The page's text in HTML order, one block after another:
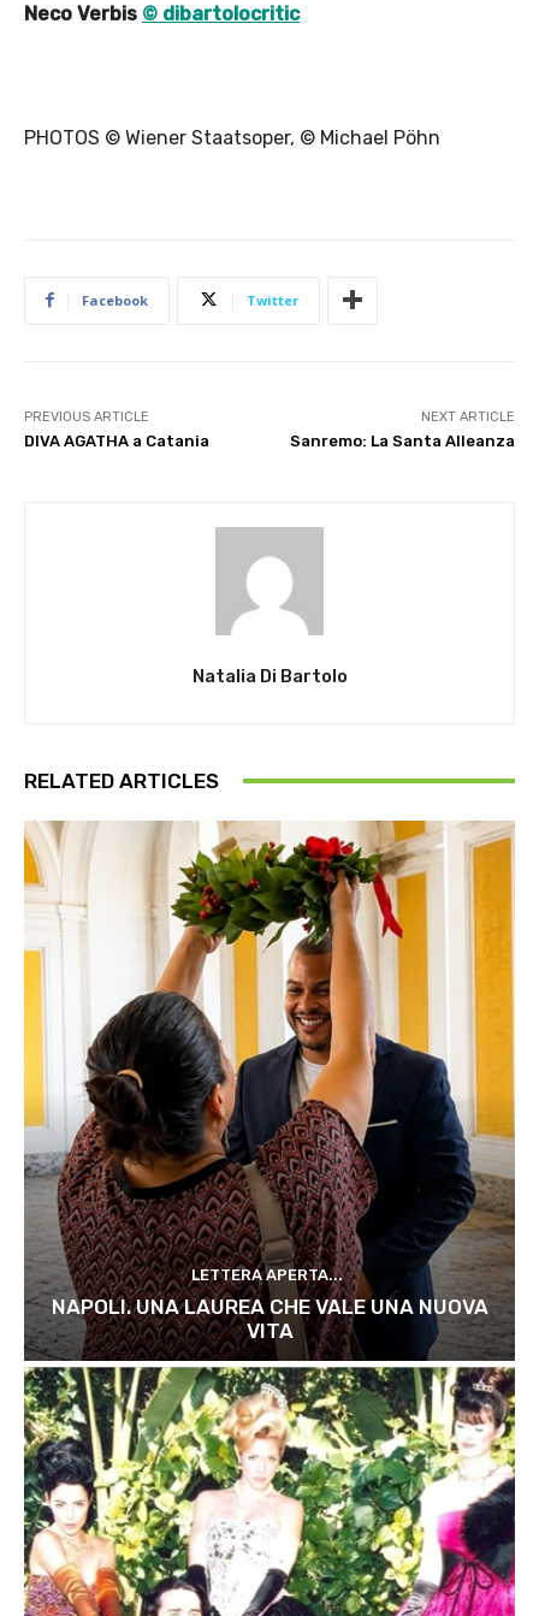
Neco Verbis © dibartolocritic
PHOTOS © Wiener Staatsoper, © Michael Pöhn
Facebook Twitter
PREVIOUS ARTICLE
DIVA AGATHA a Catania
NEXT ARTICLE
Sanremo: La Santa Alleanza
Natalia Di Bartolo
RELATED ARTICLES
LETTERA APERTA...
NAPOLI. UNA LAUREA CHE VALE UNA NUOVA
VITA